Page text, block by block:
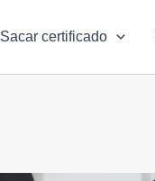
Sacar certificado